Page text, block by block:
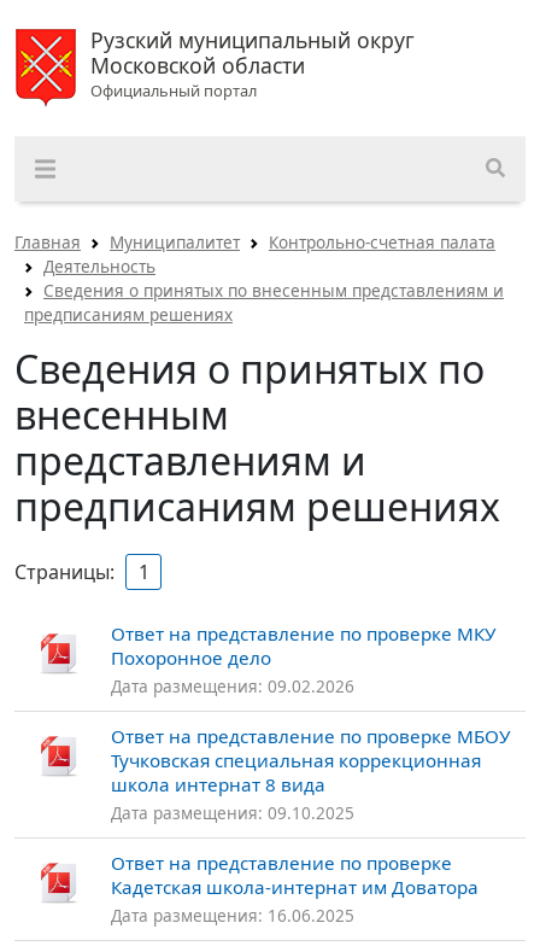
Рузский муниципальный округ
Московской области
Официальный портал
Главная Муниципалитет
Контрольно-счетная палата
Деятельность
Сведения о принятых по внесенным представлениям и
предписаниям решениях
Сведения о принятых по
внесенным
представлениям и
предписаниям решениях
Страницы: 1
Ответ на представление по проверке МКУ
Похоронное дело
Дата размещения: 09.02.2026
Ответ на представление по проверке МБОУ
Тучковская специальная коррекционная
школа интернат 8 вида
Дата размещения: 09.10.2025
Ответ на представление по проверке
Кадетская школа-интернат им Доватора
Дата размещения: 16.06.2025